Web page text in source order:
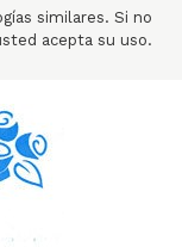
similares. Si no
acepta su uso.